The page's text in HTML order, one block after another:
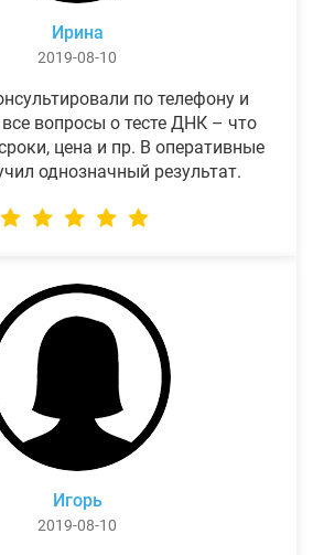
Ирина
2019-08-10
по телефону и
вопросы о тесте ДНК – что
цена и пр. В оперативные
однозначный результат.
Игорь
2019-08-10